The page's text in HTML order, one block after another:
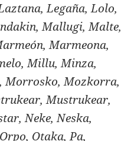
Legaña, Lolo,
Mallugi, Malte,
Marmeona,
Millu, Minza,
Mozkorra,
Mustrukear,
Neke, Neska,
Otaka, Pa,